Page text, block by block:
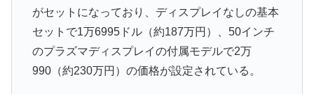
がセットになっており、ディスプレイなしの基本
セットで1万6995ドル（約187万円）、50インチ
のプラズマディスプレイの付属モデルで2万
990（約230万円）の価格が設定されている。